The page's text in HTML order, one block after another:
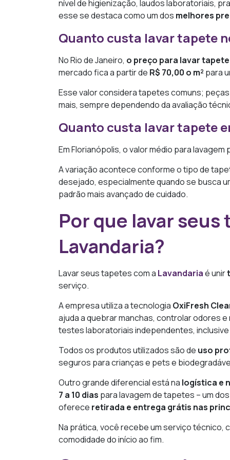
nível de higienização, laudos laboratoriais,
esse se destaca como um dos melhores
Quanto custa lavar tapete
No Rio de Janeiro, o preço para lavar tapete
mercado fica a partir de R$ 70,00 o m² para
Esse valor considera tapetes comuns;
mais, sempre dependendo da avaliação
Quanto custa lavar tapete
Em Florianópolis, o valor médio para
A variação acontece conforme o tipo de
desejado, especialmente quando se busca
padrão mais avançado de cuidado.
Por que lavar seus
Lavandaria?
Lavar seus tapetes com a Lavandariaé unir
serviço.
A empresa utiliza a tecnologia OxiFresh
ajuda a quebrar manchas, controlar odores
testes laboratoriais independentes, inclusive
Todos os produtos utilizados são de uso
seguros para crianças e pets e
Outro grande diferencial está na logística e
7 a 10 dias para lavagem de tapetes – um
oferece retirada e entrega grátis nas
Na prática, você recebe um serviço técnico,
comodidade do início ao fim.